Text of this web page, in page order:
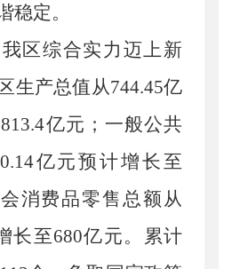
稳定。
区综合实力迈上新
生产总值从744.45亿
亿元；一般公共
亿元预计增长至
消费品零售总额从
长至680亿元。累计